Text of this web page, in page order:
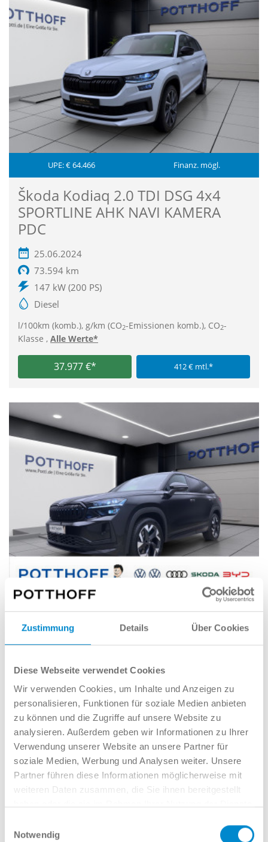
Zustimmung Details Über Cookies
Diese Webseite verwendet Cookies
Wir verwenden Cookies, um Inhalte und Anzeigen zu
personalisieren, Funktionen für soziale Medien anbieten
zu können und die Zugriffe auf unsere Website zu
analysieren. Außerdem geben wir Informationen zu Ihrer
Verwendung unserer Website an unsere Partner für
soziale Medien, Werbung und Analysen weiter. Unsere
Partner führen diese Informationen möglicherweise mit
weiteren Daten zusammen, die Sie ihnen bereitgestellt
Notwendig
UPE: € 64.466 Finanz. mögl.
Škoda Kodiaq 2.0 TDI DSG 4x4
SPORTLINE AHK NAVI KAMERA
PDC
25.06.2024
73.594 km
147 kW (200 PS)
Diesel
l/100km (komb.), g/km (CO2-Emissionen komb.), CO2-
Klasse , Alle Werte*
37.977 €* 412 € mtl.*
Neuwagen Finanz. mögl.
Škoda KODIAQ SPORTLINE 4X4
AHK NAV+ ASSISTENZ+
KOMFORT+ WINTER
NEU
NEU
142 kW (193 PS)
Diesel
6,2 l/100km (komb.), 162 g/km (CO2-Emissionen komb.),
CO2-Klasse F,Alle Werte*
56.740 €*